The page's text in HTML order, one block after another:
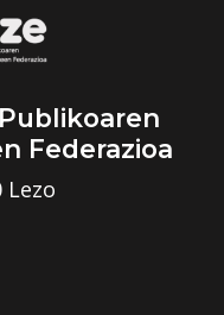
Federazioa
Lezo